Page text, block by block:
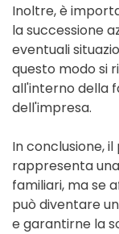
Inoltre, è
la successione
eventuali
questo modo si
all'interno della
dell'impresa.
In conclusione,
rappresenta
familiari, ma se
può diventare
e garantirne la